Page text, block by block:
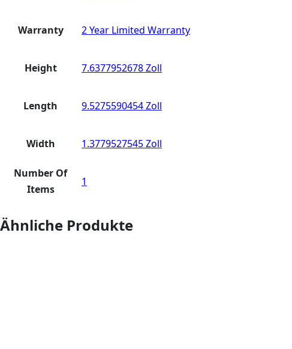
Warranty 2 Year Limited Warranty
Height 7.6377952678 Zoll
Length 9.5275590454 Zoll
Width 1.3779527545 Zoll
Number Of
Items
1
Ähnliche Produkte